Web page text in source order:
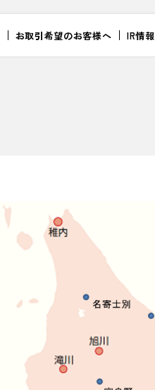
お取引希望のお客様へ IR情報